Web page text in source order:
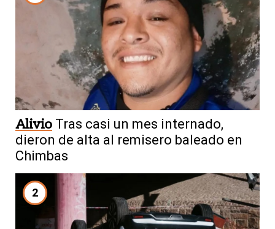
Alivio Tras casi un mes internado,
dieron de alta al remisero baleado en
Chimbas
2